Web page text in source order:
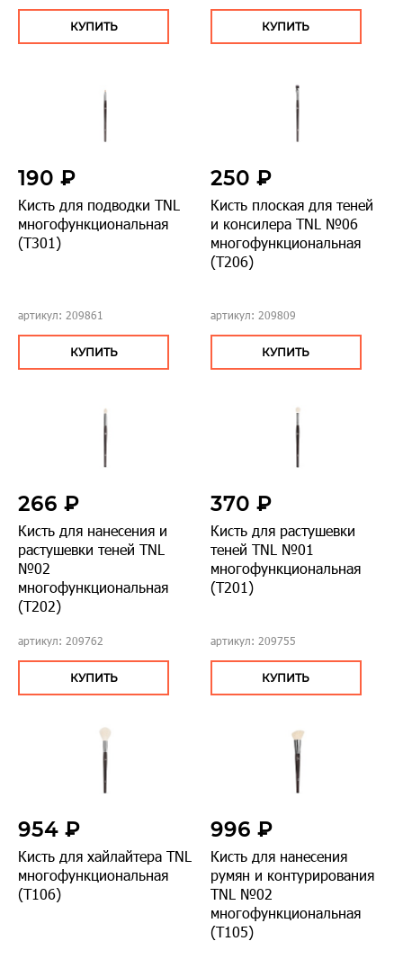
КУПИТЬ КУПИТЬ
190 ₽
Кисть для подводки TNL
многофункциональная
(Т301)
артикул: 209861
КУПИТЬ
250 ₽
Кисть плоская для теней
и консилера TNL №06
многофункциональная
(Т206)
артикул: 209809
КУПИТЬ
266 ₽
Кисть для нанесения и
растушевки теней TNL
№02
многофункциональная
(Т202)
артикул: 209762
КУПИТЬ
370 ₽
Кисть для растушевки
теней TNL №01
многофункциональная
(Т201)
артикул: 209755
КУПИТЬ
954 ₽
Кисть для хайлайтера TNL
многофункциональная
(Т106)
996 ₽
Кисть для нанесения
румян и контурирования
TNL №02
многофункциональная
(Т105)